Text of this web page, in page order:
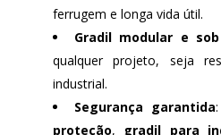
ferrugem e longa vida útil.
Gradil modular e
qualquer projeto, seja
industrial.
Segurança garantida
proteção, gradil para